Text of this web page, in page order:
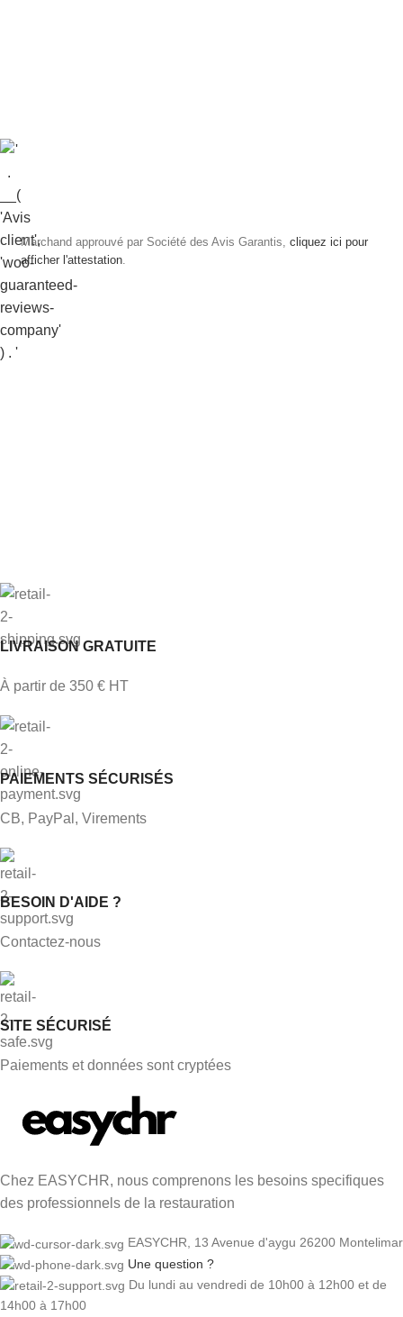
Marchand approuvé par Société des Avis Garantis, cliquez ici pour
afficher l'attestation
LIVRAISON GRATUITE
À partir de 350 € HT
PAIEMENTS SÉCURISÉS
CB, PayPal, Virements
BESOIN D'AIDE ?
Contactez-nous
SITE SÉCURISÉ
Paiements et données sont cryptées
Chez EASYCHR, nous comprenons les besoins specifiques
des professionnels de la restauration
EASYCHR, 13 Avenue d'aygu 26200 Montelimar
Une question ?
Du lundi au vendredi de 10h00 à 12h00 et de
14h00 à 17h00